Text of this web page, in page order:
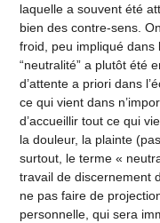
laquelle a souvent été
bien des contre-sens.
froid, peu impliqué dans
“neutralité” a plutôt été
d’attente a priori dans
ce qui vient dans
d’accueillir tout ce qui
la douleur, la plainte
surtout, le terme «
travail de discernement
ne pas faire de
personnelle, qui sera